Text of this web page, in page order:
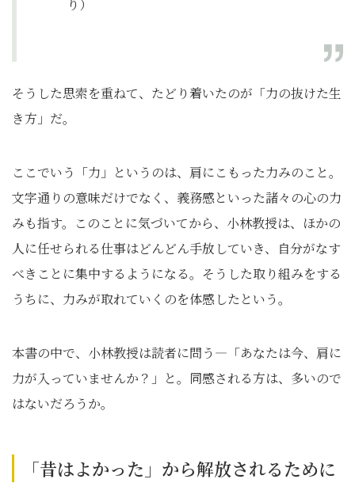
り）
そうした思索を重ねて、たどり着いたのが「力の抜けた生
き方」だ。
ここでいう「力」というのは、肩にこもった力みのこと。
文字通りの意味だけでなく、義務感といった諸々の心の力
みも指す。このことに気づいてから、小林教授は、ほかの
人に任せられる仕事はどんどん手放していき、自分がなす
べきことに集中するようになる。そうした取り組みをする
うちに、力みが取れていくのを体感したという。
本書の中で、小林教授は読者に問う―「あなたは今、肩に
力が入っていませんか？」と。同感される方は、多いので
はないだろうか。
「昔はよかった」から解放されるために